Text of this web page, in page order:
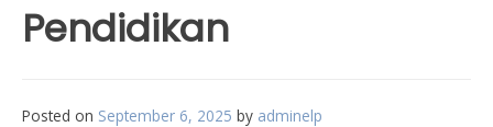
Pendidikan
Posted on September 6, 2025 by adminelp